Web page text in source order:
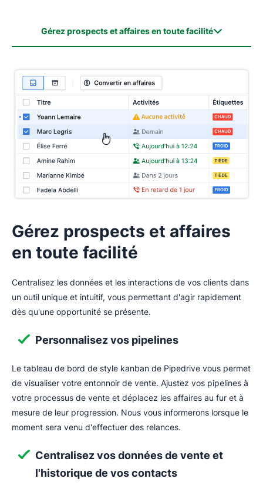
Gérez prospects et affaires en toute facilité
Un espace unique pour toutes vos activités de vente
Automatisez et évoluez
Stats de vente en temps réel
Élevez l'expérience de votre CRM
Gérez prospects et affaires
en toute facilité
Centralisez les données et les interactions de vos clients dans
un outil unique et intuitif, vous permettant d'agir rapidement
dès qu'une opportunité se présente.
Personnalisez vos pipelines
Le tableau de bord de style kanban de Pipedrive vous permet
de visualiser votre entonnoir de vente. Ajustez vos pipelines à
votre processus de vente et déplacez les affaires au fur et à
mesure de leur progression. Nous vous informerons lorsque le
moment sera venu d'effectuer des relances.
Centralisez vos données de vente et
l'historique de vos contacts